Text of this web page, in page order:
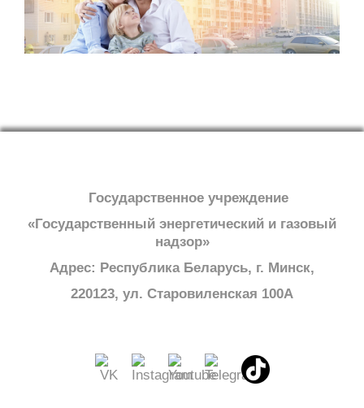
Государственное учреждение
«Государственный энергетический и газовый
надзор»
Адрес: Республика Беларусь, г. Минск,
220123, ул. Старовиленская 100А